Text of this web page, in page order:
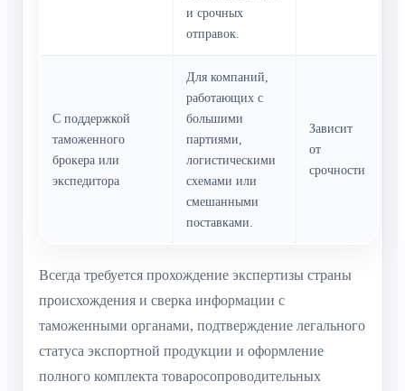
и срочных
отправок.
С поддержкой
таможенного
брокера или
экспедитора
Для компаний,
работающих с
большими
партиями,
логистическими
схемами или
смешанными
поставками.
Зависит
от
срочности
Всегда требуется прохождение экспертизы страны
происхождения и сверка информации с
таможенными органами, подтверждение легального
статуса экспортной продукции и оформление
полного комплекта товаросопроводительных